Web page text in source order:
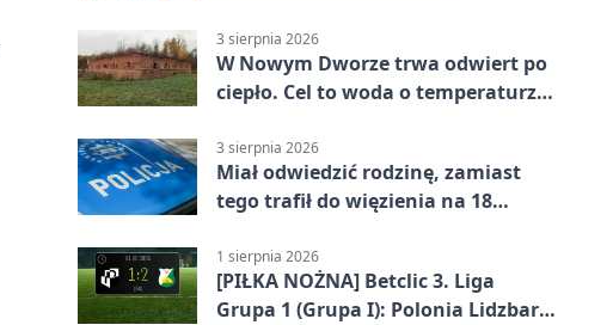
3 sierpnia 2026
W Nowym Dworze trwa odwiert po
ciepło. Cel to woda o temperaturze
3 sierpnia 2026
Miał odwiedzić rodzinę, zamiast
tego trafił do więzienia na 18
1 sierpnia 2026
[PIŁKA NOŻNA] Betclic 3. Liga
Grupa 1 (Grupa I): Polonia Lidzbark